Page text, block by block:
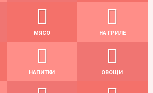
МЯСО НА ГРИЛЕ
НАПИТКИ ОВОЩИ